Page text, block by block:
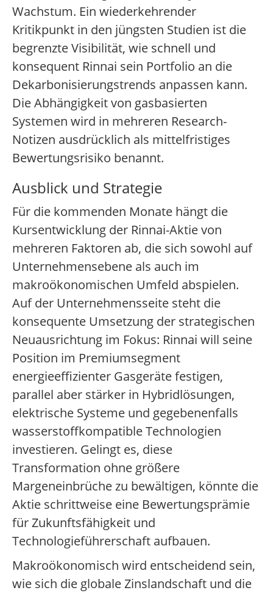
Wachstum. Ein wiederkehrender
Kritikpunkt in den jüngsten Studien ist die
begrenzte Visibilität, wie schnell und
konsequent Rinnai sein Portfolio an die
Dekarbonisierungstrends anpassen kann.
Die Abhängigkeit von gasbasierten
Systemen wird in mehreren Research-
Notizen ausdrücklich als mittelfristiges
Bewertungsrisiko benannt.
Ausblick und Strategie
Für die kommenden Monate hängt die
Kursentwicklung der Rinnai-Aktie von
mehreren Faktoren ab, die sich sowohl auf
Unternehmensebene als auch im
makroökonomischen Umfeld abspielen.
Auf der Unternehmensseite steht die
konsequente Umsetzung der strategischen
Neuausrichtung im Fokus: Rinnai will seine
Position im Premiumsegment
energieeffizienter Gasgeräte festigen,
parallel aber stärker in Hybridlösungen,
elektrische Systeme und gegebenenfalls
wasserstoffkompatible Technologien
investieren. Gelingt es, diese
Transformation ohne größere
Margeneinbrüche zu bewältigen, könnte die
Aktie schrittweise eine Bewertungsprämie
für Zukunftsfähigkeit und
Technologieführerschaft aufbauen.
Makroökonomisch wird entscheidend sein,
wie sich die globale Zinslandschaft und die